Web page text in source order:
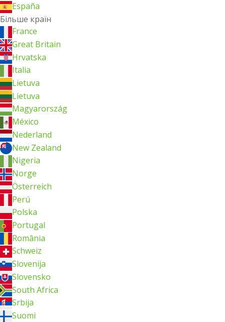
España
Більше країн
France
Great Britain
Hrvatska
Italia
Lietuva
Lietuva
Magyarország
México
Nederland
New Zealand
Nigeria
Norge
Österreich
Perú
Polska
Portugal
România
Schweiz
Slovenija
Slovensko
South Africa
Srbija
Suomi